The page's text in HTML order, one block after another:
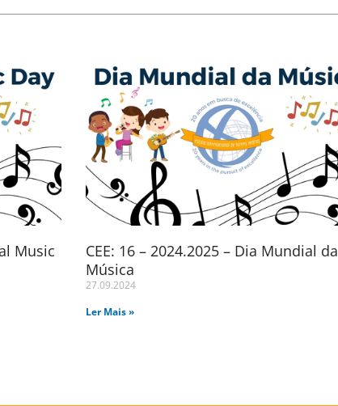
Music
CEE: 16 – 2024.2025 – Dia Mundial da
Música
27.09.2024
Ler Mais »